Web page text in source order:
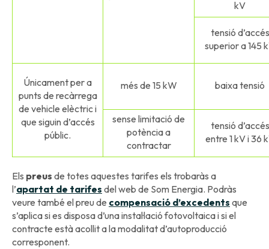
kV
tensió d’accés
superior a 145
Únicament per a
punts de recàrrega
de vehicle elèctric i
que siguin d’accés
públic.
més de 15 kW baixa tensió
sense limitació de
potència a
contractar
tensió d’accés
entre 1 kV i 36
Els preus de totes aquestes tarifes els trobaràs a
l’apartat de tarifes del web de Som Energia. Podràs
veure també el preu de compensació d’excedents que
s’aplica si es disposa d’una instal·lació fotovoltaica i si el
contracte està acollit a la modalitat d’autoproducció
corresponent.